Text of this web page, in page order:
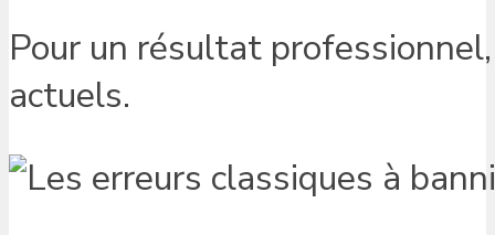
Pour un résultat
actuels.